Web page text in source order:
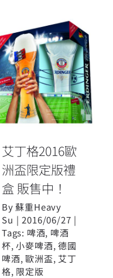
艾丁格2016歐
洲盃限定版禮
盒 販售中！
艾丁格2016歐
洲盃限定版禮
盒 販售中！
By蘇重Heavy
Su | 2016/06/27 |
Tags: 啤酒, 啤酒
杯,小麥啤酒,德國
啤酒,歐洲盃, 艾丁
格, 限定版